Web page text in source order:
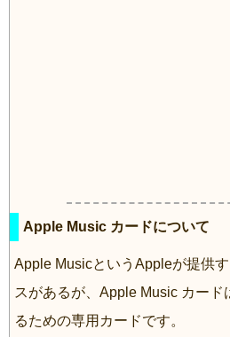
Apple Music カードについて
Apple MusicというAppleが提供
スがあるが、Apple Music カード
るための専用カードです。